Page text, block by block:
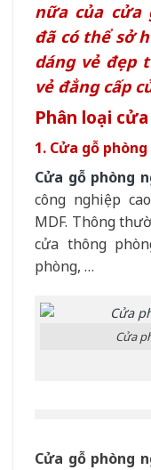
nữa của cửa
đã có thể sở
dáng vẻ đẹp
vẻ đẳng cấp
Phân loại
1. Cửa gỗ
Cửa gỗ phòng
công nghiệp
MDF. Thông
cửa thông
phòng, …
Cửa
Cửa gỗ phòng